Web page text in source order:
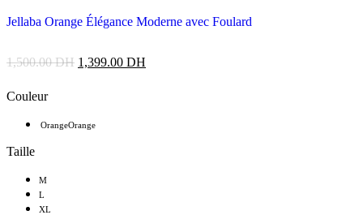
Jellaba Orange Élégance Moderne avec Foulard
1,500.00DH 1,399.00 DH
Couleur
OrangeOrange
Taille
M
L
XL